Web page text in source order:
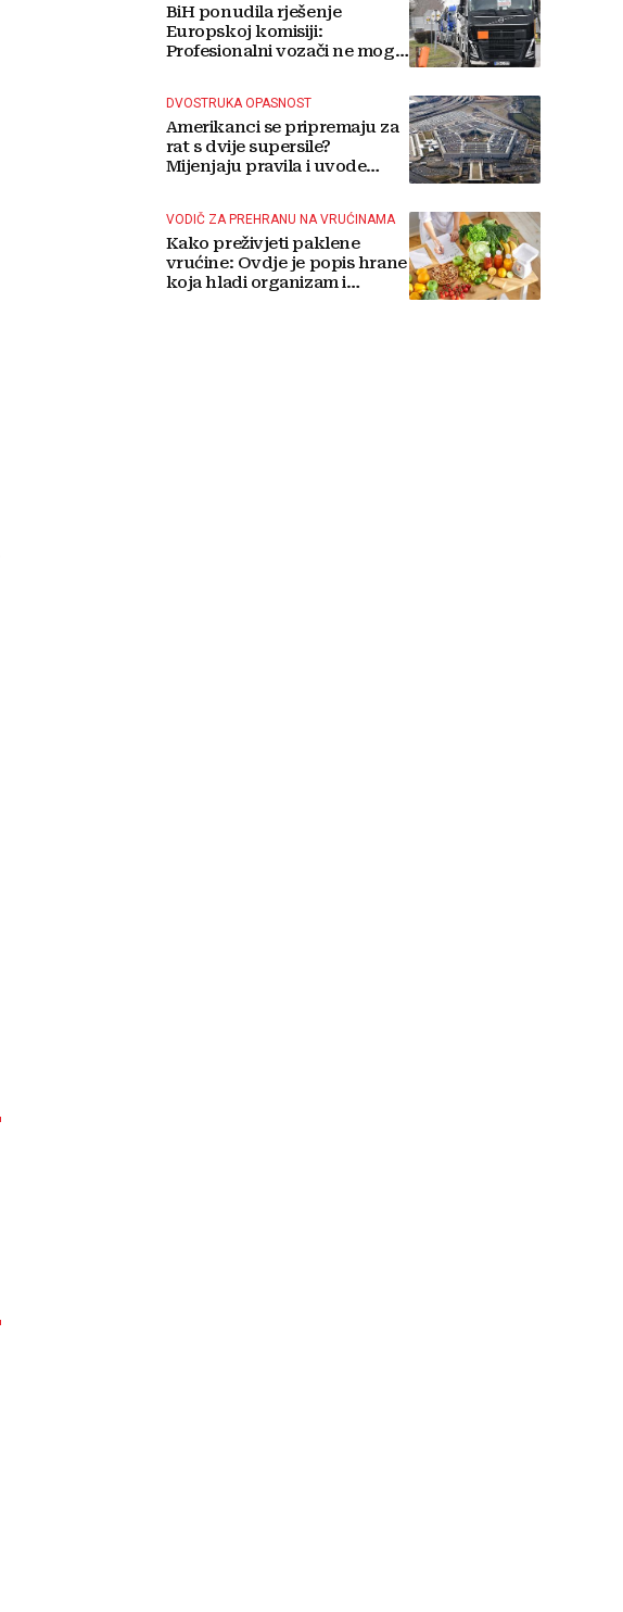
BiH ponudila rješenje
Europskoj komisiji:
Profesionalni vozači ne mogu
DVOSTRUKA OPASNOST
Amerikanci se pripremaju za
rat s dvije supersile?
Mijenjaju pravila i uvode
VODIČ ZA PREHRANU NA VRUĆINAMA
Kako preživjeti paklene
vrućine: Ovdje je popis hrane
koja hladi organizam i